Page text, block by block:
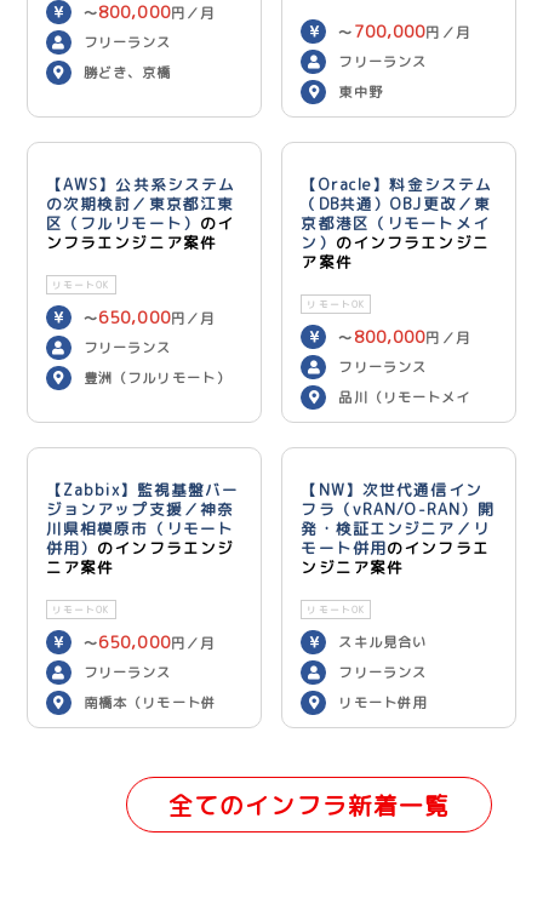
〜800,000円／月
フリーランス
勝どき、京橋
〜 700,000円／月
フリーランス
東中野
【AWS】公共系システム
の次期検討／東京都江東
区（フルリモート） のイ
ンフラエンジニア案件
リモートOK
〜650,000円／月
フリーランス
豊洲（フルリモート）
【Oracle】料金システム
（DB共通）OBJ更改／東
京都港区（リモートメイ
ン） のインフラエンジニ
ア案件
リモートOK
〜 800,000円／月
フリーランス
品川（リモートメイ
ン）
【Zabbix】監視基盤バー
ジョンアップ支援／神奈
川県相模原市（リモート
併用） のインフラエンジ
ニア案件
リモートOK
〜650,000円／月
フリーランス
南橋本（リモート併
用）
【NW】次世代通信イン
フラ（vRAN/O-RAN）開
発・検証エンジニア／リ
モート併用のインフラエ
ンジニア案件
リモートOK
スキル見合い
フリーランス
リモート併用
全てのインフラ新着一覧